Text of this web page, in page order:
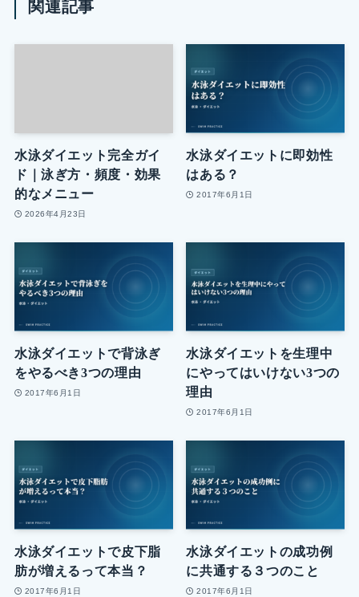
関連記事
水泳ダイエット完全ガイ
ド｜泳ぎ方・頻度・効果
的なメニュー
2026年4月23日
水泳ダイエットに即効性
はある？
2017年6月1日
水泳ダイエットで背泳ぎ
をやるべき3つの理由
2017年6月1日
水泳ダイエットを生理中
にやってはいけない3つの
理由
2017年6月1日
水泳ダイエットで皮下脂
肪が増えるって本当？
2017年6月1日
水泳ダイエットの成功例
に共通する３つのこと
2017年6月1日